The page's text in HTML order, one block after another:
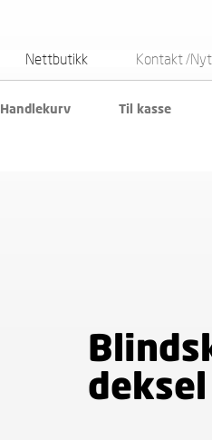
Nettbutikk
Handlekurv Til kasse
Kontakt /
deksel